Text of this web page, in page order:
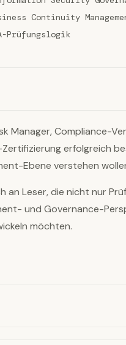
Continuity
Prüfungslogik
Manager, Compliance-
erfolgreich
Ebene verstehen
an Leser, die nicht nur
und Governance-
möchten.